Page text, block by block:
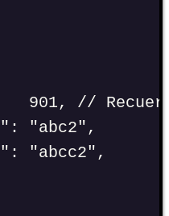
901, //
" : "abc2" ,
" : "abcc2" ,